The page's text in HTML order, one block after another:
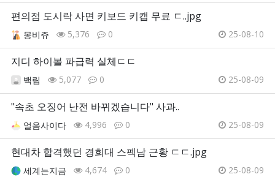
편의점 도시락 사면 키보드 키캡 무료 ㄷ..jpg
몽비쥬 5,376 0 25-08-10
지디 하이볼 파급력 실체ㄷㄷ
백림 5,077 0 25-08-09
"속초 오징어 난전 바뀌겠습니다" 사과..
얼음사이다 4,996 0 25-08-09
현대차 합격했던 경희대 스펙남 근황 ㄷㄷ.jpg
세계는지금 4,674 0 25-08-09